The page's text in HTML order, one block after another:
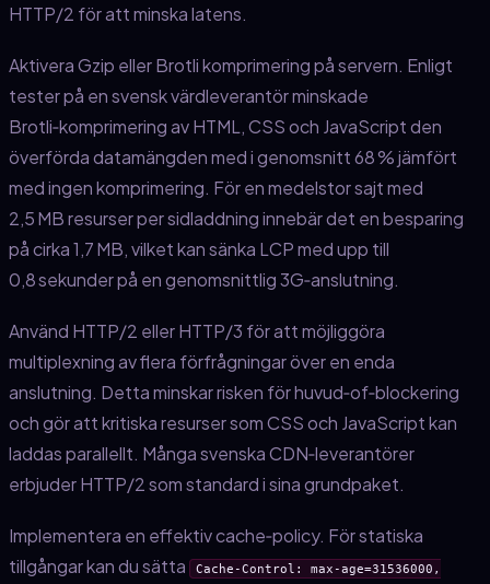
HTTP/2 för att minska latens.
Aktivera Gzip eller Brotli komprimering på servern. Enligt
tester på en svensk värdleverantör minskade
Brotli‑komprimering av HTML, CSS och JavaScript den
överförda datamängden med i genomsnitt 68 % jämfört
med ingen komprimering. För en medelstor sajt med
2,5 MB resurser per sidladdning innebär det en besparing
på cirka 1,7 MB, vilket kan sänka LCP med upp till
0,8 sekunder på en genomsnittlig 3G‑anslutning.
Använd HTTP/2 eller HTTP/3 för att möjliggöra
multiplexning av flera förfrågningar över en enda
anslutning. Detta minskar risken för huvud‑of‑blockering
och gör att kritiska resurser som CSS och JavaScript kan
laddas parallellt. Många svenska CDN‑leverantörer
erbjuder HTTP/2 som standard i sina grundpaket.
Implementera en effektiv cache‑policy. För statiska
tillgångar kan du sätta
Cache-Control: max-age=31536000,